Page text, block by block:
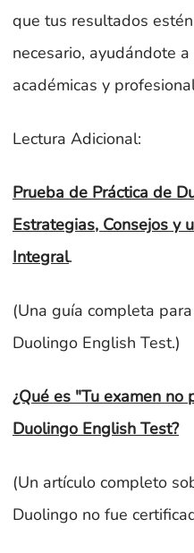
que tus resultados
necesario, ayudándote
académicas y
Lectura Adicional:
Prueba de Práctica de
Estrategias, Consejos y
Integral.
(Una guía completa
Duolingo English Test.)
¿Qué es "Tu examen
Duolingo English Test?
(Un artículo completo
Duolingo no fue